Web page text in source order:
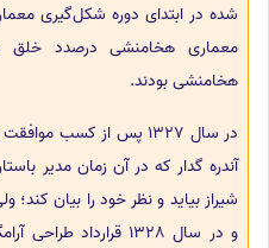
شده در ابتدای دوره شکل‌گیری
معماری هخامنشی درصدد
هخامنشی بودند.
در سال 1327 پس از کسب
آندره گدار که در آن زمان مدیر
شیراز بیاید و نظر خود را بیان
و در سال 1328